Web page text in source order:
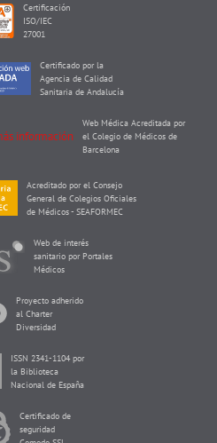
Certificación
ISO/IEC
27001
Certificado por la
Agencia de Calidad
Sanitaria de Andalucía
Web Médica Acreditada por
el Colegio de Médicos de
Barcelona
Acreditado por el Consejo
General de Colegios Oficiales
de Médicos - SEAFORMEC
Web de interés
sanitario por Portales
Médicos
Proyecto adherido
al Charter
Diversidad
ISSN 2341-1104 por
la Biblioteca
Nacional de España
Certificado de
seguridad